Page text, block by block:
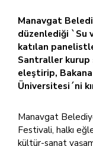
Manavgat
düzenlediği `Su
katılan
Santraller kurup
eleştirip,
Üniversitesi´ni
Manavgat
Festivali, halkı
kültür-sanat